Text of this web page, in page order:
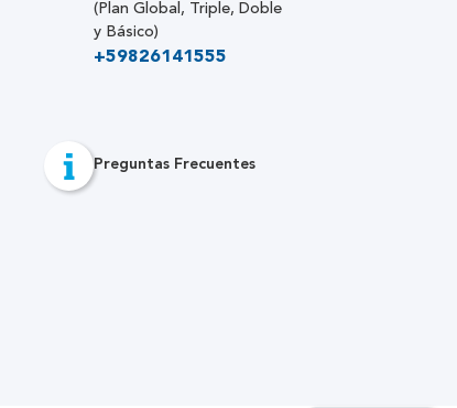
(Plan Global, Triple, Doble
y Básico)
+59826141555
Preguntas Frecuentes